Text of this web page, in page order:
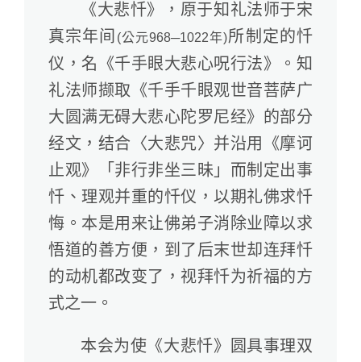
《大悲忏》，原于知礼法师于宋
真宗年间 (公元968─1022年)所制定的忏
仪，名《千手眼大悲心呪行法》。知
礼法师撷取《千手千眼观世音菩萨广
大圆满无碍大悲心陀罗尼经》的部分
经文，结合〈大悲咒〉并沿用《摩诃
止观》「非行非坐三昧」而制定出事
忏、理观并重的忏仪，以期礼佛求忏
悔。本是用来让佛弟子消除业障以求
悟道的善方便，到了后末世却连拜忏
的动机都改变了，视拜忏为祈福的方
式之一。
本会为使《大悲忏》圆具事理双